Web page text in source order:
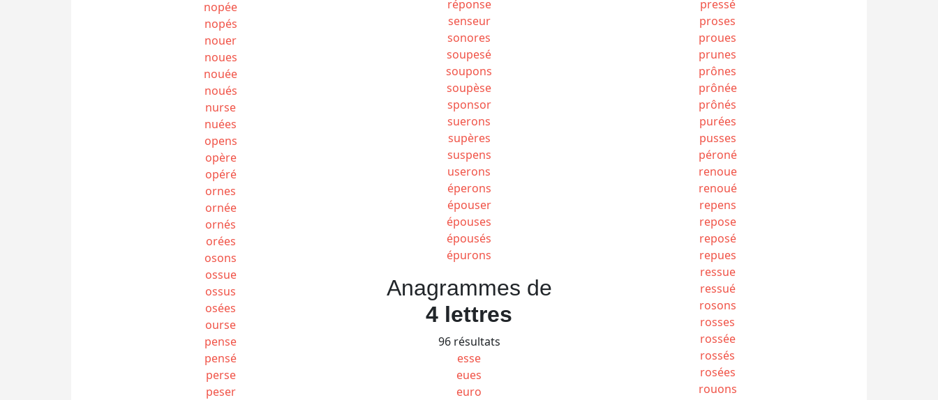
réponse
senseur
sonores
soupesé
soupons
soupèse
sponsor
suerons
supères
suspens
userons
éperons
épouser
épouses
épousés
épurons
pressé
proses
proues
prunes
prônes
prônée
prônés
purées
pusses
péroné
renoue
renoué
repens
repose
reposé
repues
ressue
ressué
rosons
rosses
rossée
rossés
rosées
rouons
nopée
nopés
nouer
noues
nouée
noués
nurse
nuées
opens
opère
opéré
ornes
ornée
ornés
orées
osons
ossue
ossus
osées
ourse
pense
pensé
perse
peser
Anagrammes de
4 lettres
96 résultats
esse
eues
euro